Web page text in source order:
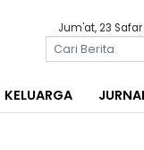
Jum'at, 23
KELUARGA